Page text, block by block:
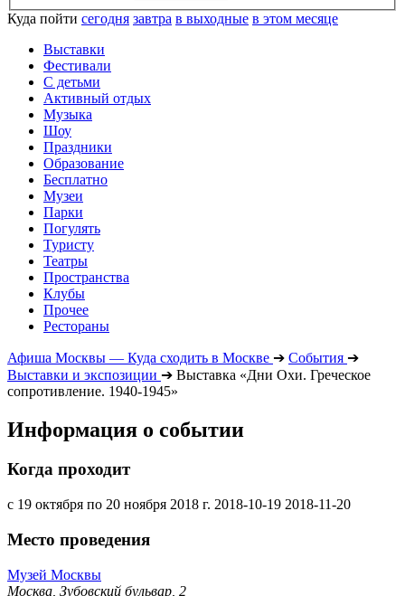
Куда пойти сегодня завтра в выходные в этом месяце
Выставки
Фестивали
С детьми
Активный отдых
Музыка
Шоу
Праздники
Образование
Бесплатно
Музеи
Парки
Погулять
Туристу
Театры
Пространства
Клубы
Прочее
Рестораны
Афиша Москвы — Куда сходить в Москве ➔ События ➔
Выставки и экспозиции ➔ Выставка «Дни Охи. Греческое
сопротивление. 1940-1945»
Информация о событии
Когда проходит
с 19 октября по 20 ноября 2018 г. 2018-10-19 2018-11-20
Место проведения
Музей Москвы
Москва, Зубовский бульвар, 2